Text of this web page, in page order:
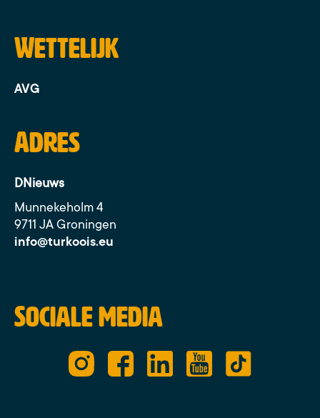
Wettelijk
AVG
Adres
DNieuws
Munnekeholm 4
9711 JA Groningen
info@turkoois.eu
Sociale media